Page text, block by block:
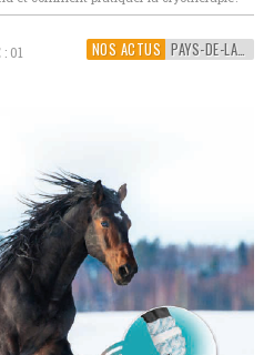
NOS ACTUS PAYS-DE-LA-LOIRE
01